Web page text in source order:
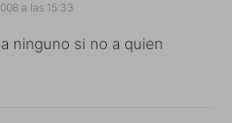
a las 15:33
ninguno si no a quien